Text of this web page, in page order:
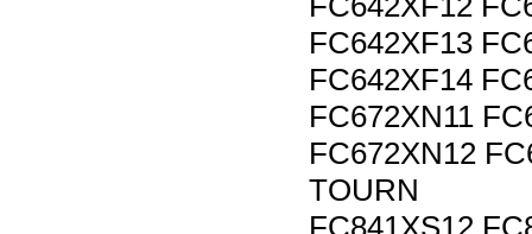
FC642XF13
FC642XF14
FC672XN11
FC672XN12
TOURN
FC841XS12